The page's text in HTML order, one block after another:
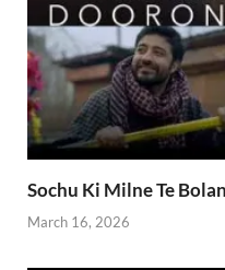
Sochu Ki Milne Te
March 16, 2026